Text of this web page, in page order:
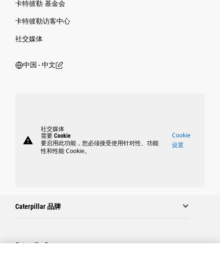
卡特彼勒 基金会
卡特彼勒访客中心
社交媒体
中国 ‧ 中文
warning
社交媒体
需要 Cookie
要启用此功能，您必须接受使用针对性、功能
性和性能 Cookie。
Cookie
设置
Caterpillar 品牌
Caterpillar.com